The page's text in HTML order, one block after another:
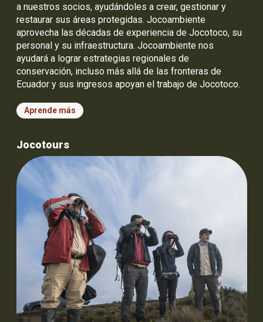
a nuestros socios, ayudándoles a crear, gestionar y
restaurar sus áreas protegidas. Jocoambiente
aprovecha las décadas de experiencia de Jocotoco, su
personal y su infraestructura. Jocoambiente nos
ayudará a lograr estrategias regionales de
conservación, incluso más allá de las fronteras de
Ecuador y sus ingresos apoyan el trabajo de Jocotoco.
Aprende más
Jocotours